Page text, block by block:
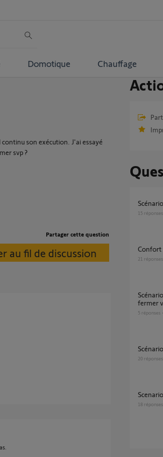
Domotique Chauffage
son exécution. J'ai essayé
svp ?
Partager cette question
au fil de discussion
15 réponses
21 réponses
Scénario confort thermique mode été :
fermer
5 réponses
20 réponses
18 réponses